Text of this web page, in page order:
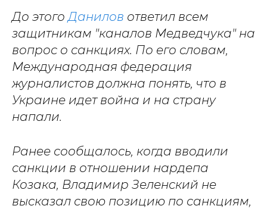
До этогоДанилов ответил всем
защитникам "каналов Медведчука" на
вопрос о санкциях. По его словам,
Международная федерация
журналистов должна понять, что в
Украине идет война и на страну
напали.
Ранее сообщалось, когда вводили
санкции в отношении нардепа
Козака, Владимир Зеленский не
высказал свою позицию по санкциям,